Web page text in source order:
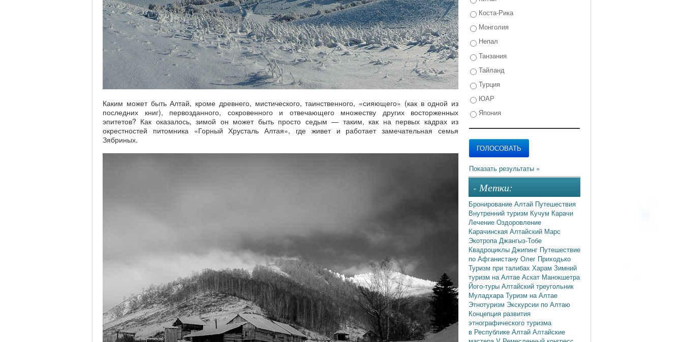
Каким может быть Алтай, кроме древнего, мистического, таинственного, «сияющего» (как в одной из
последних книг), первозданного, сокровенного и отвечающего множеству других восторженных
эпитетов? Как оказалось, зимой он может быть просто седым — таким, как на первых кадрах из
окрестностей питомника «Горный Хрусталь Алтая», где живет и работает замечательная семья
Зябриных.
Коста-Рика
Монголия
Непал
Танзания
Тайланд
Турция
ЮАР
Япония
- Метки:
Бронирование Алтай Путешествия
Внутренний туризм Кучум Карачи
Лечение Оздоровление
Карачинская Алтайский Марс
ЭкотропаДжангыз-Тобе
Квадроциклы Джипинг Путешествие
по Афганистану Олег Приходько
Туризм при талибах Харам Зимний
туризм на Алтае Аскат Манокшетра
Його-туры Алтайский треугольник
МуладхараТуризм на Алтае
Этнотуризм Экскурсии по Алтаю
Концепция развития
этнографического туризма
в Республике Алтай Алтайские